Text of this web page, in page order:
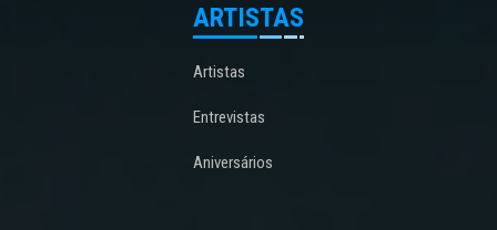
ARTISTAS
Artistas
Entrevistas
Aniversários